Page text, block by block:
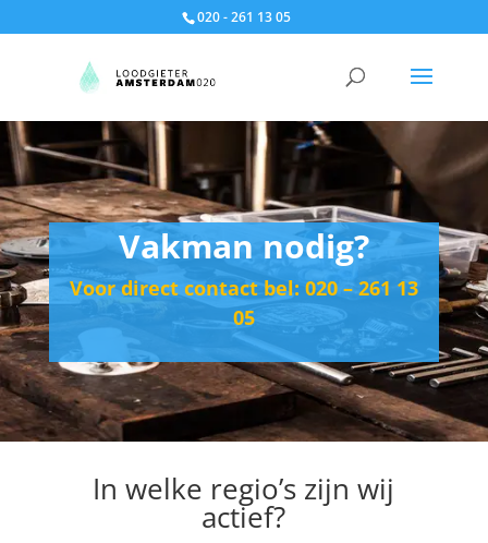
020 - 261 13 05
Vakman nodig?
Voor direct contact bel: 020 – 261 13
05
In welke regio’s zijn wij
actief?